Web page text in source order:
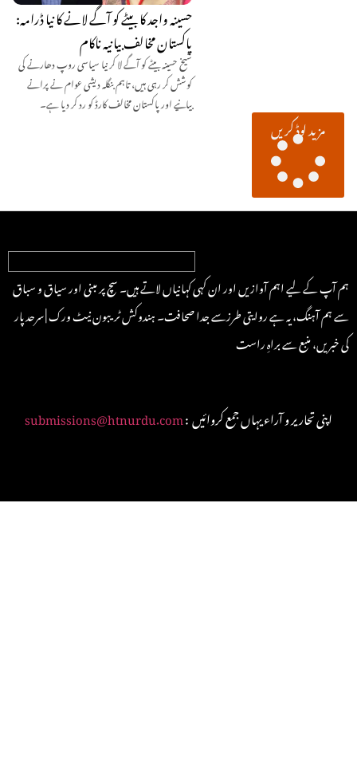
حسینہ واجد کا بیٹے کو آگے لانے کا نیا ڈرامہ:
پاکستان مخالف بیانیہ ناکام
شیخ حسینہ بیٹے کو آگے لا کر نیا سیاسی روپ دھارنے کی
کوشش کر رہی ہیں، تاہم بنگلہ دیشی عوام نے پرانے
بیانیے اور پاکستان مخالف کارڈ کو رد کر دیا ہے۔
مزید لوڈ کریں
ہم آپ کے لیے اہم آوازیں اور ان کہی کہانیاں لاتے ہیں۔ سچ پر مبنی اور سیاق و سباق
سے ہم آہنگ، یہ ہے روایتی طرزسے جدا صحافت۔ ہندوکش ٹریبون نیٹ ورک | سرحد پار
کی خبریں، منبع سے براہِ راست
submissions@htnurdu.com : اپنی تحاریر و آراء یہاں جمع کروائیں